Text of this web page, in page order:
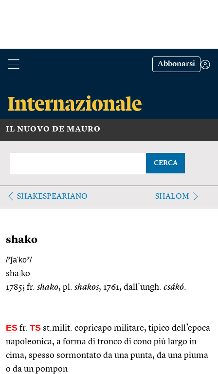
Abbonarsi
IL NUOVO DE MAURO
CERCA
SHAKESPEARIANO SHALOM
shako
/*ʃa'ko*/
sha ko
1785; fr. shako, pl. shakos, 1761, dall'ungh. csákó
ES fr. TS st.milit. copricapo militare, tipico dell’epoca
napoleonica, a forma di tronco di cono più largo in
cima, spesso sormontato da una punta, da una piuma
o da un pompon